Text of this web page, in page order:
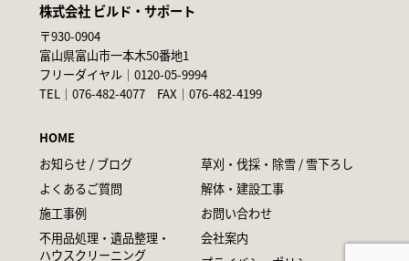
株式会社 ビルド・サポート
〒930-0904
富山県富山市一本木50番地1
フリーダイヤル｜0120-05-9994
TEL｜076-482-4077 FAX｜076-482-4199
HOME
お知らせ / ブログ
草刈・伐採・除雪 / 雪下ろし
よくあるご質問
解体・建設工事
施工事例
お問い合わせ
不用品処理・遺品整理・
ハウスクリーニング
会社案内